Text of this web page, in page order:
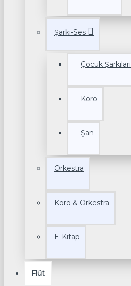
Şarkı-Ses
Çocuk Şarkıları
Koro
Şan
Orkestra
Koro & Orkestra
E-Kitap
Flüt